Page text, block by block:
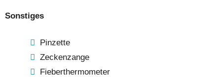
Sonstiges
Pinzette
Zeckenzange
Fieberthermometer